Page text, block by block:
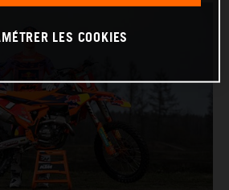
LES COOKIES